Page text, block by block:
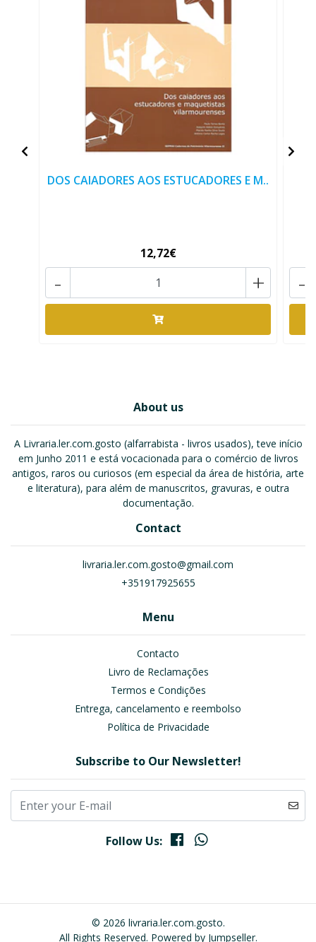
DOS CAIADORES AOS ESTUCADORES E M..
12,72€
+
- -
About us
A Livraria.ler.com.gosto (alfarrabista - livros usados), teve início
em Junho 2011 e está vocacionada para o comércio de livros
antigos, raros ou curiosos (em especial da área de história, arte
e literatura), para além de manuscritos, gravuras, e outra
documentação.
Contact
livraria.ler.com.gosto@gmail.com
+351917925655
Menu
Contacto
Livro de Reclamações
Termos e Condições
Entrega, cancelamento e reembolso
Política de Privacidade
Subscribe to Our Newsletter!
Follow Us:
© 2026 livraria.ler.com.gosto.
All Rights Reserved. Powered by Jumpseller.